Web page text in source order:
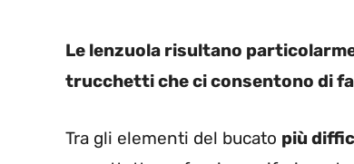
Le lenzuola risultano
trucchetti che ci consentono di
Tra gli elementi del bucato più